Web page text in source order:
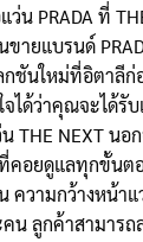
น PRADA ที่
ขายแบรนด์
กชันใหม่ที่อิตาลีก่
ได้ว่าคุณจะได้รั
THE NEXT นอ
อยดูแลทุกขั้นต
ความกว้างหน้า
น ลูกค้าสามาร